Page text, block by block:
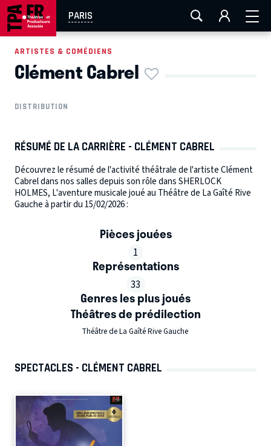
PARIS
AIX-MARSEILLE LA ROCHELLE
EN TOURNÉE
ARTISTES & COMÉDIENS
Clément Cabrel
DISTRIBUTION
RÉSUMÉ DE LA CARRIÈRE - CLÉMENT CABREL
Découvrez le résumé de l'activité théâtrale de l'artiste Clément
Cabrel dans nos salles depuis son rôle dans SHERLOCK
HOLMES, L'aventure musicale joué au Théâtre de La Gaîté Rive
Gauche à partir du 15/02/2026 :
Pièces jouées
1
Représentations
33
Genres les plus joués
Théâtres de prédilection
Théâtre de La Gaîté Rive Gauche
SPECTACLES - CLÉMENT CABREL